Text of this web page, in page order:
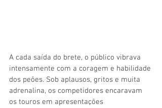
A cada saída do brete, o público vibrava
intensamente com a coragem e habilidade
dos peões. Sob aplausos, gritos e muita
adrenalina, os competidores encaravam
os touros em apresentações